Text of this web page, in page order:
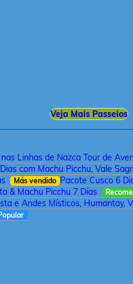
Veja Mais Passeios
Linhas de Nazca Tour de
com Machu Picchu, Vale
Más vendido Pacote Cusco 6
& Machu Picchu 7 Días
e Andes Místicos, Humantay,